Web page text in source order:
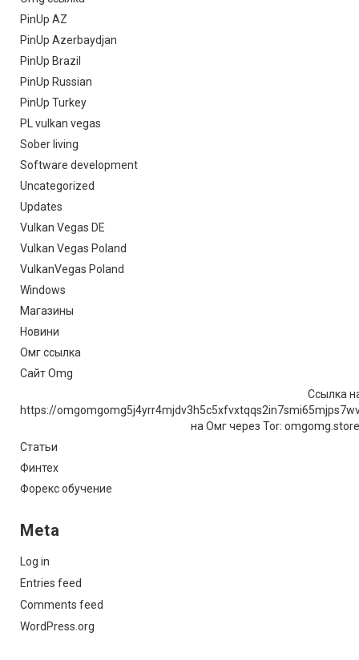
PinUp AZ
PinUp Azerbaydjan
PinUp Brazil
PinUp Russian
PinUp Turkey
PL vulkan vegas
Sober living
Software development
Uncategorized
Updates
Vulkan Vegas DE
Vulkan Vegas Poland
VulkanVegas Poland
Windows
Магазины
Новини
Омг ссылка
Сайт Omg
Ссылка
https://
на Омг через Tor:
Статьи
Финтех
Форекс обучение
Meta
Log in
Entries feed
Comments feed
WordPress.org